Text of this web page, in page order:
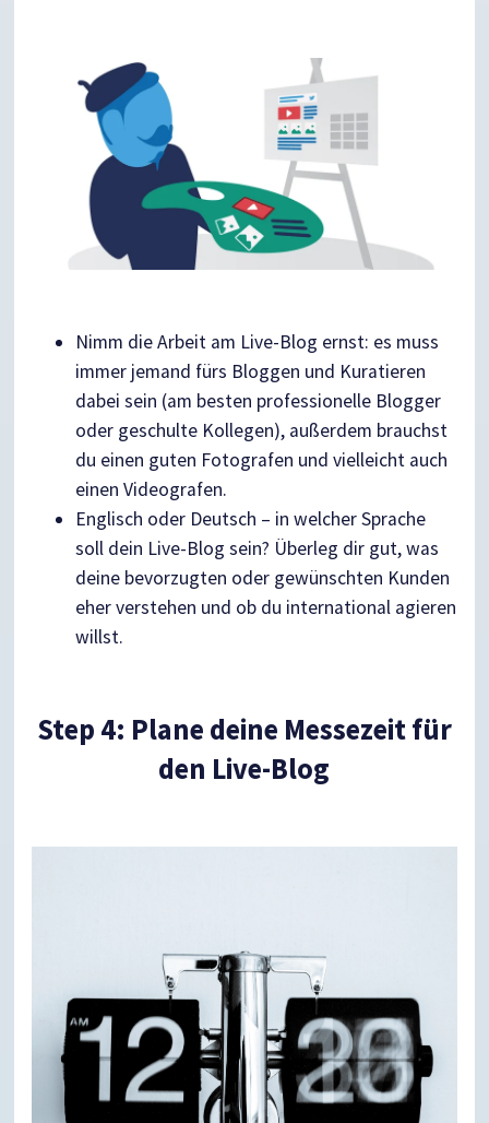
Nimm die Arbeit am Live-Blog ernst: es muss
immer jemand fürs Bloggen und Kuratieren
dabei sein (am besten professionelle Blogger
oder geschulte Kollegen), außerdem brauchst
du einen guten Fotografen und vielleicht auch
einen Videografen.
Englisch oder Deutsch – in welcher Sprache
soll dein Live-Blog sein? Überleg dir gut, was
deine bevorzugten oder gewünschten Kunden
eher verstehen und ob du international agieren
willst.
Step 4: Plane deine Messezeit für
den Live-Blog